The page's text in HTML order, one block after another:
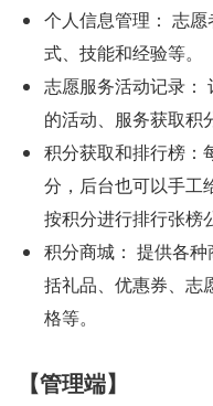
个人信息管理： 志
式、技能和经验等。
志愿服务活动记录：
的活动、服务获取积
积分获取和排行榜：
分，后台也可以手工
按积分进行排行张榜
积分商城： 提供各
括礼品、优惠券、志
格等。
【管理端】